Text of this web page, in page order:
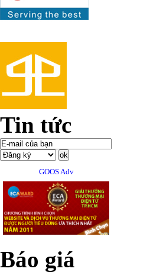
Tin tức
GOOS Adv
Báo giá